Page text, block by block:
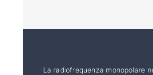
La radiofrequenza monopolare